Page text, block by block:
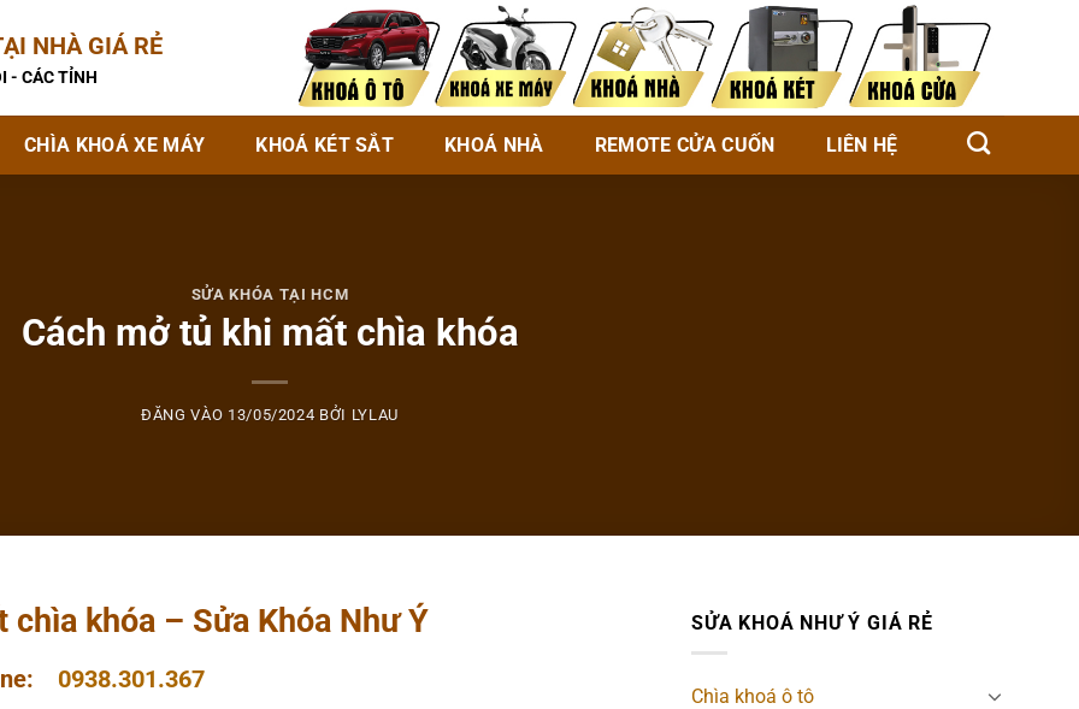
NHÀ GIÁ RẺ
- CÁC TỈNH
CHÌA KHOÁ XE MÁY KHOÁ KÉT SẮT KHOÁ NHÀ REMOTE CỬA CUỐN LIÊN HỆ
SỬA KHÓA TẠI HCM
Cách mở tủ khi mất chìa khóa
ĐĂNG VÀO 13/05/2024 BỞI LYLAU
khóa – Sửa Khóa Như Ý
0938.301.367
SỬA KHOÁ NHƯ Ý GIÁ RẺ
Chìa khoá ô tô